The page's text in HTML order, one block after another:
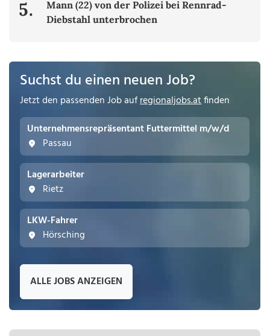
5.
Mann (22) von der Polizei bei Rennrad-
Diebstahl unterbrochen
Suchst du einen neuen Job?
Jetzt den passenden Job aufregionaljobs.atfinden
Unternehmensrepräsentant Futtermittel m/w/d
Passau
Lagerarbeiter
Rietz
LKW-Fahrer
Hörsching
ALLE JOBS ANZEIGEN